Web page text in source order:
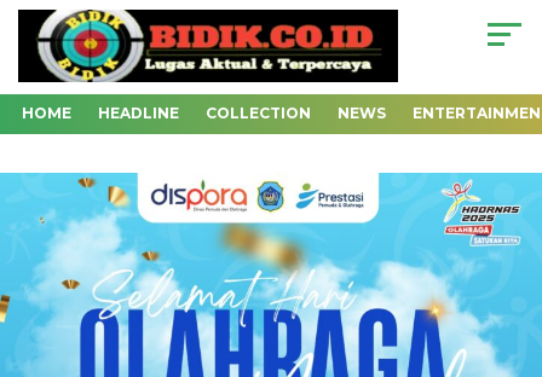
HOME HEADLINE COLLECTION NEWS